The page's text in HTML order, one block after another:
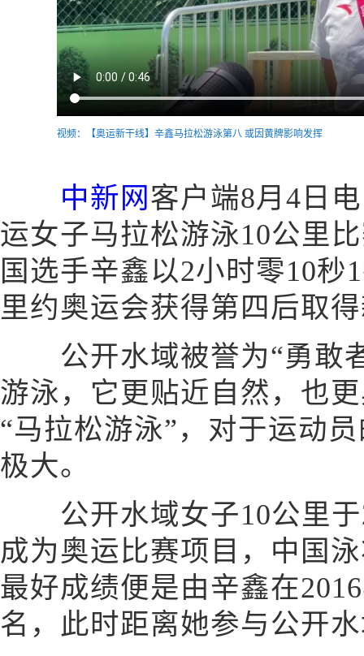
视频：【奥运新干线】辛鑫马拉松游泳第八 或因黄牌影响发挥
中新网 客户端8月4日
运女子马拉松游泳10公里
国选手辛鑫以2小时零10秒
里约奥运会获得第四后取
公开水域被誉为“勇敢
游泳，它更贴近自然，也
“马拉松游泳”，对于运动
极大。
公开水域女子10公里于
成为奥运比赛项目，中国
最好成绩便是由辛鑫在
名，此时距离她参与公开